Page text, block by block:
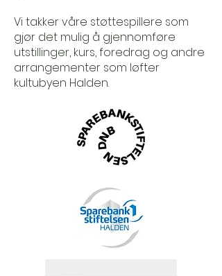
Vi takker våre støttespillere som
gjør det mulig å gjennomføre
utstillinger, kurs, foredrag og andre
arrangementer som løfter
kultubyen Halden.